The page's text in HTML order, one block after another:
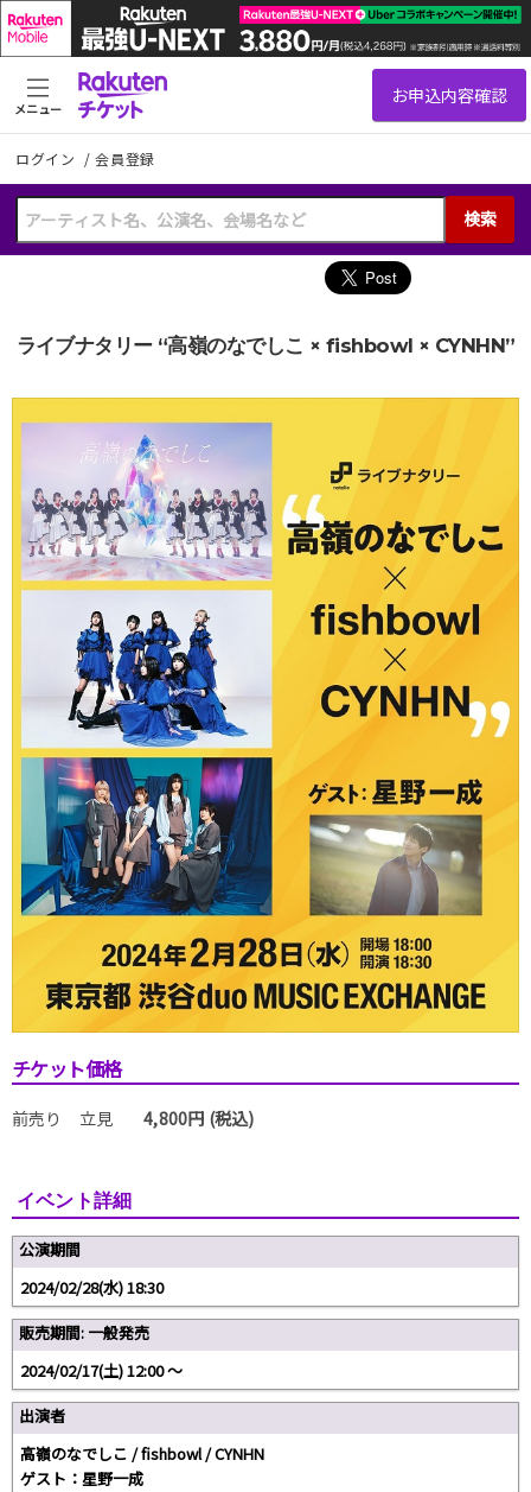
ログイン /会員登録
検索
メニュー
ライブナタリー “高嶺のなでしこ × fishbowl × CYNHN”
チケット価格
前売り 立見 4,800円 (税込)
イベント詳細
公演期間
2024/02/28(水) 18:30
販売期間: 一般発売
2024/02/17(土) 12:00 〜
出演者
高嶺のなでしこ / fishbowl / CYNHN
ゲスト：星野一成